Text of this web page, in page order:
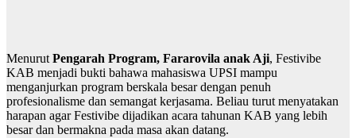
MenurutPengarah Program, Fararovila anak Aji, Festivibe
KAB menjadi bukti bahawa mahasiswa UPSI mampu
menganjurkan program berskala besar dengan penuh
profesionalisme dan semangat kerjasama. Beliau turut menyatakan
harapan agar Festivibe dijadikan acara tahunan KAB yang lebih
besar dan bermakna pada masa akan datang.